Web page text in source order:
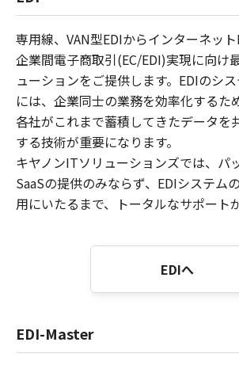
専用線、VAN型EDIからインターネッ
企業間電子商取引(EC/EDI)実現に向け
ューションをご提供します。EDIのシ
には、企業同士の業務を効率化するた
各社がこれまで蓄積してきたデータを
する技術が重要になります。
キヤノンITソリューションズでは、パ
SaaSの提供のみならず、EDIシステム
用にいたるまで、トータルなサポート
EDIへ
EDI-Master